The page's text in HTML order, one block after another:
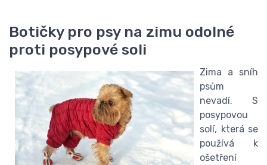
Botičky pro psy na zimu odolné
proti posypové soli
Zima a sníh
psům
nevadí. S
posypovou
solí, která se
používá k
ošetření